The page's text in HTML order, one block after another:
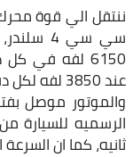
عند 3850
ثانيه، كما ان السرعة القصوي